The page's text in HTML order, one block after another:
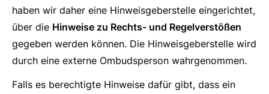
haben wir daher eine Hinweisgeberstelle eingerichtet,
über die Hinweise zu Rechts- und Regelverstößen
gegeben werden können. Die Hinweisgeberstelle wird
durch eine externe Ombudsperson wahrgenommen.
Falls es berechtigte Hinweise dafür gibt, dass ein